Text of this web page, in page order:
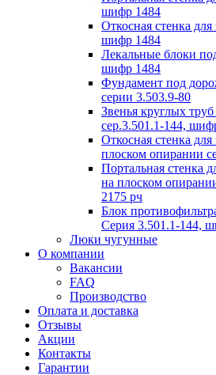
шифр 1484
Откосная стенка
шифр 1484
Лекальные блоки
шифр 1484
Фундамент под
серии 3.503.9-80
Звенья круглых
сер.3.501.1-144,
Откосная стенка
плоском опирании
Портальная стенка
на плоском
2175 рч
Блок
Серия 3.501.1-144,
Люки чугунные
О компании
Вакансии
FAQ
Производство
Оплата и доставка
Отзывы
Акции
Контакты
Гарантии